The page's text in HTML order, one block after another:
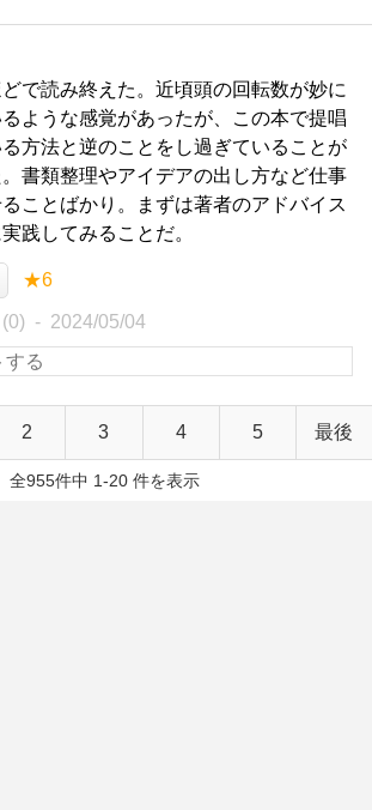
どで読み終えた。近頃頭の回転数が妙に
ような感覚があったが、この本で提唱
方法と逆のことをし過ぎていることが
書類整理やアイデアの出し方など仕事
ことばかり。まずは著者のアドバイス
践してみることだ。
★6
2024/05/04
2 3 4 5 最後
全955件中 1-20 件を表示